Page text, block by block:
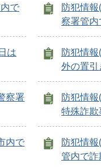
で
防犯情
察署管内
は
防犯情
外の置引
察署
防犯情
特殊詐欺
内で
防犯情
管内で詐